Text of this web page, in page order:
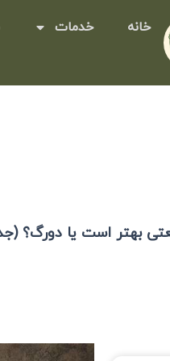
خانه خدمات
بهتر است یا دورگ؟